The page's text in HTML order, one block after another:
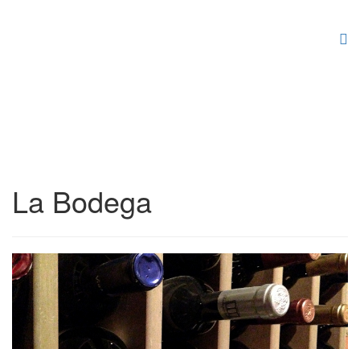
La Bodega